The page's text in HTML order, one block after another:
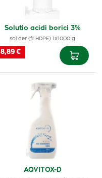
Solutio acidi borici 3%
sol der (fľ.HDPE) 1x1000 g
8,89 €
AQVITOX-D